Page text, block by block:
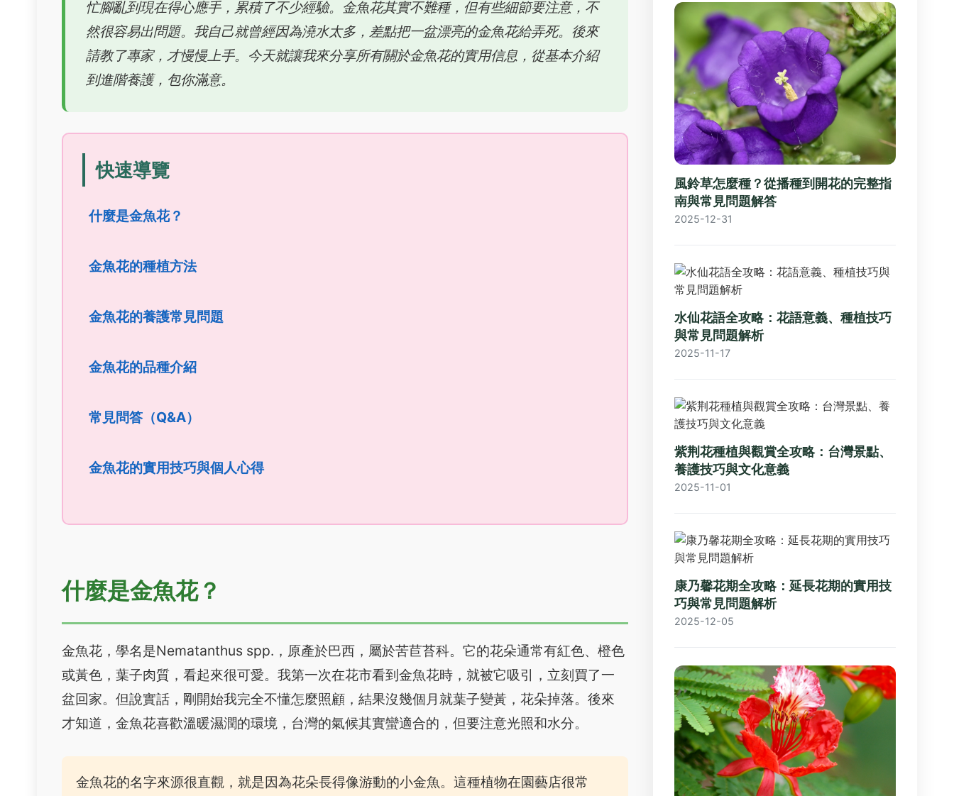
忙腳亂到現在得心應手，累積了不少經驗。金魚花其實不難種，但有些細節要注意，不
然很容易出問題。我自己就曾經因為澆水太多，差點把一盆漂亮的金魚花給弄死。後來
請教了專家，才慢慢上手。今天就讓我來分享所有關於金魚花的實用信息，從基本介紹
到進階養護，包你滿意。
快速導覽
什麼是金魚花？
金魚花的種植方法
金魚花的養護常見問題
金魚花的品種介紹
常見問答（Q&A）
金魚花的實用技巧與個人心得
什麼是金魚花？
金魚花，學名是Nematanthus spp.，原產於巴西，屬於苦苣苔科。它的花朵通常有紅色、橙色
或黃色，葉子肉質，看起來很可愛。我第一次在花市看到金魚花時，就被它吸引，立刻買了一
盆回家。但說實話，剛開始我完全不懂怎麼照顧，結果沒幾個月就葉子變黃，花朵掉落。後來
才知道，金魚花喜歡溫暖濕潤的環境，台灣的氣候其實蠻適合的，但要注意光照和水分。
金魚花的名字來源很直觀，就是因為花朵長得像游動的小金魚。這種植物在園藝店很常
風鈴草怎麼種？從播種到開花的完整指
南與常見問題解答
2025-12-31
水仙花語全攻略：花語意義、種植技巧
與常見問題解析
2025-11-17
紫荆花種植與觀賞全攻略：台灣景點、
養護技巧與文化意義
2025-11-01
康乃馨花期全攻略：延長花期的實用技
巧與常見問題解析
2025-12-05